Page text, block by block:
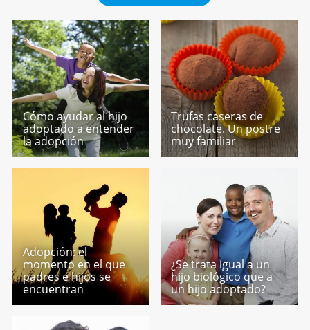
Cómo ayudar al hijo
adoptado a entender
la adopción
Trufas caseras de
chocolate. Un postre
muy familiar
Adopción: el
momento en el que
padres e hijos se
encuentran
¿Se trata igual a un
hijo biológico que a
un hijo adoptado?